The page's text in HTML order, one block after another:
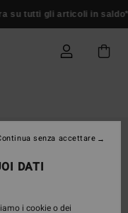
su tutti gli articoli in
DATI
i cookie o dei
senza accettare